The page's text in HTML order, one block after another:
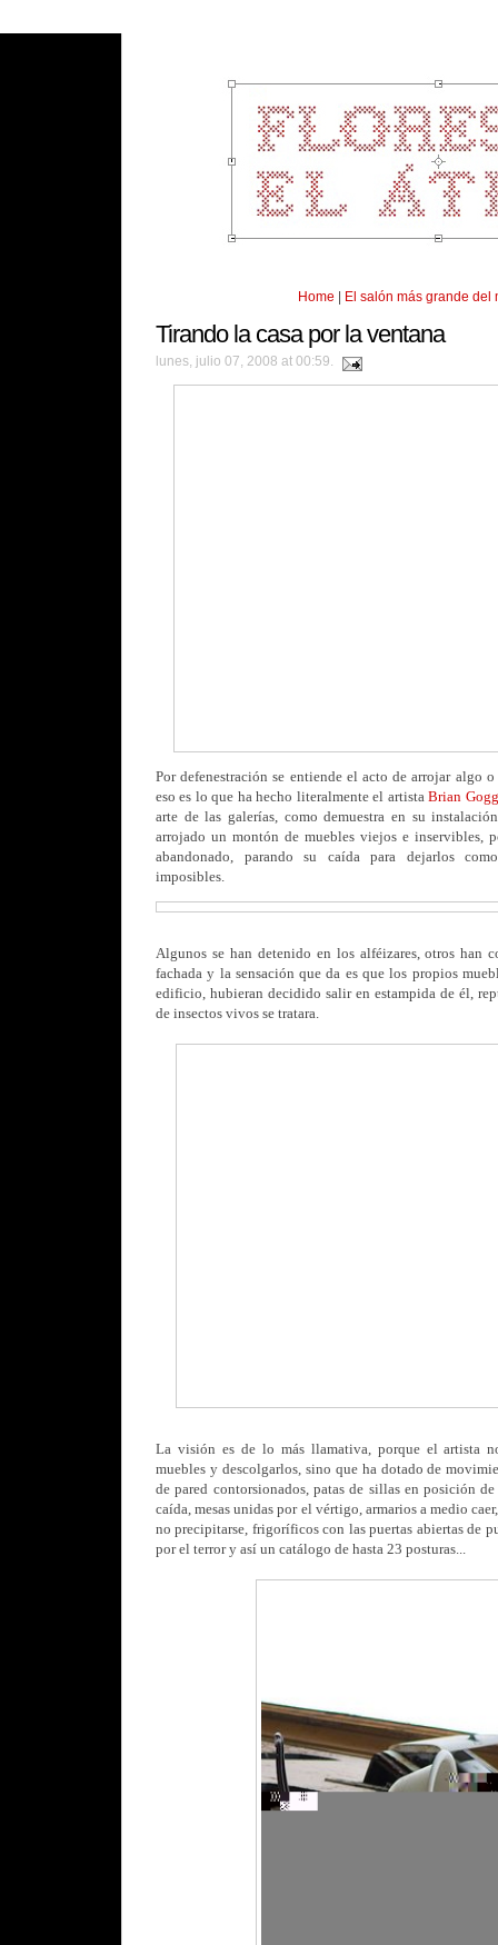
Home | El salón más grande del
Tirando la casa por la ventana
lunes, julio 07, 2008 at 00:59.
Por defenestración se entiende el acto de arrojar algo
eso es lo que ha hecho literalmente el artistaBrian
arte de las galerías, como demuestra en su
arrojado un montón de muebles viejos e inservibles,
abandonado, parando su caída para dejarlos
imposibles.
Algunos se han detenido en los alféizares, otros han
fachada y la sensación que da es que los propios
edificio, hubieran decidido salir en estampida de él,
de insectos vivos se tratara.
La visión es de lo más llamativa, porque el artista
muebles y descolgarlos, sino que ha dotado de
de pared contorsionados, patas de sillas en posición
caída, mesas unidas por el vértigo, armarios a medio
no precipitarse, frigoríficos con las puertas abiertas de
por el terror y así un catálogo de hasta 23 posturas...